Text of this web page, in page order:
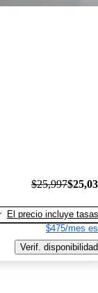
$25,997
El precio incluye tasas
$475/mes
Verif. disponibilidad